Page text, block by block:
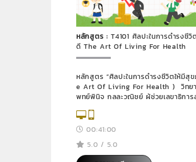
หลักสูตร :T4101 ศิลปะในการดํารงชีวิ
ดี The Art Of Living For Health
หลักสูตร “ศิลปะในการดํารงชีวิตให้มีสุ
e Art Of Living For Health ) วิทย
พทย์พินิจ กุลละวณิชย์ ผู้ช่วยเลขาธิการ
าพอย่างไรให้มีสุขภาวะที่ดี
00:41:00
5.0 / 5.0